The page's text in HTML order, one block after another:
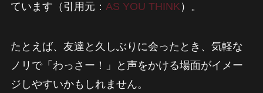
ています（引用元： AS YOU THINK）。
たとえば、友達と久しぶりに会ったとき、気軽な
ノリで「わっさー！」と声をかける場面がイメー
ジしやすいかもしれません。